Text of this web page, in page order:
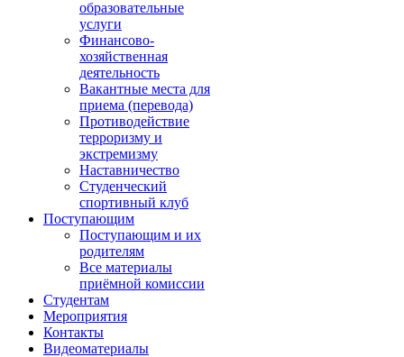
образовательные
услуги
Финансово-
хозяйственная
деятельность
Вакантные места для
приема (перевода)
Противодействие
терроризму и
экстремизму
Наставничество
Студенческий
спортивный клуб
Поступающим
Поступающим и их
родителям
Все материалы
приёмной комиссии
Студентам
Мероприятия
Контакты
Видеоматериалы